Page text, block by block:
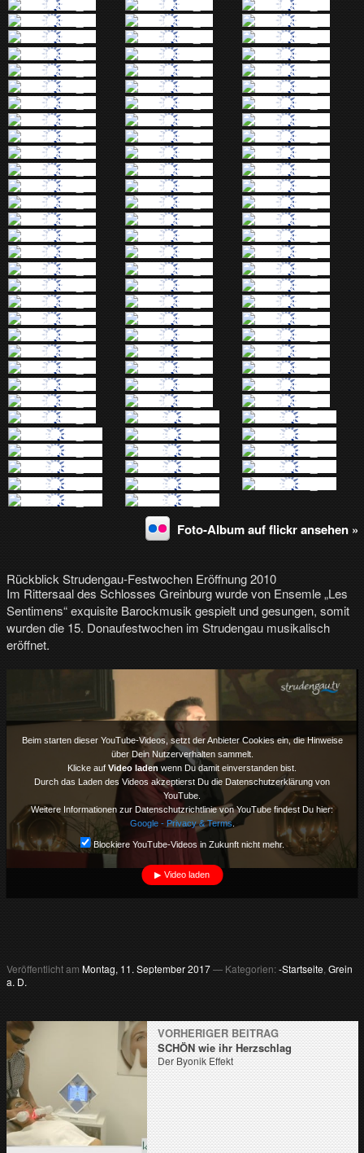
Foto-Album auf flickr ansehen »
Rückblick Strudengau-Festwochen Eröffnung 2010
Im Rittersaal des Schlosses Greinburg wurde von Ensemle „Les
Sentimens“ exquisite Barockmusik gespielt und gesungen, somit
wurden die 15. Donaufestwochen im Strudengau musikalisch
eröffnet.
Beim starten dieser YouTube-Videos, setzt der Anbieter Cookies ein, die Hinweise
über Dein Nutzerverhalten sammelt.
Klicke auf Video laden wenn Du damit einverstanden bist.
Durch das Laden des Videos akzeptierst Du die Datenschutzerklärung von
YouTube.
Weitere Informationen zur Datenschutzrichtlinie von YouTube findest Du hier:
Google - Privacy & Terms.
Blockiere YouTube-Videos in Zukunft nicht mehr.
Video laden
Veröffentlicht am Montag, 11. September 2017— Kategorien:-Startseite Grein
a. D.
VORHERIGER BEITRAG
SCHÖN wie ihr Herzschlag
Der Byonik Effekt